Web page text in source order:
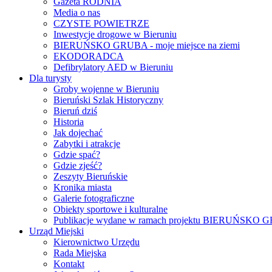
Media o nas
CZYSTE POWIETRZE
Inwestycje drogowe w Bieruniu
BIERUŃSKO GRUBA - moje miejsce na ziemi
EKODORADCA
Defibrylatory AED w Bieruniu
Dla turysty
Groby wojenne w Bieruniu
Bieruński Szlak Historyczny
Bieruń dziś
Historia
Jak dojechać
Zabytki i atrakcje
Gdzie spać?
Gdzie zjeść?
Zeszyty Bieruńskie
Kronika miasta
Galerie fotograficzne
Obiekty sportowe i kulturalne
Publikacje wydane w ramach projektu BIERUŃSKO
Urząd Miejski
Kierownictwo Urzędu
Rada Miejska
Kontakt